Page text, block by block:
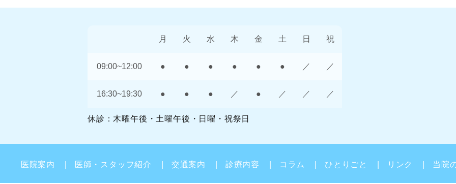
月 火 水 木 金 土 日 祝
09:00~12:00 ● ● ● ● ● ● ／ ／
16:30~19:30 ● ● ● ／ ● ／ ／ ／
休診：木曜午後・土曜午後・日曜・祝祭日
医院案内 医師・スタッフ紹介 交通案内 診療内容 コラム ひとりごと リンク 当院